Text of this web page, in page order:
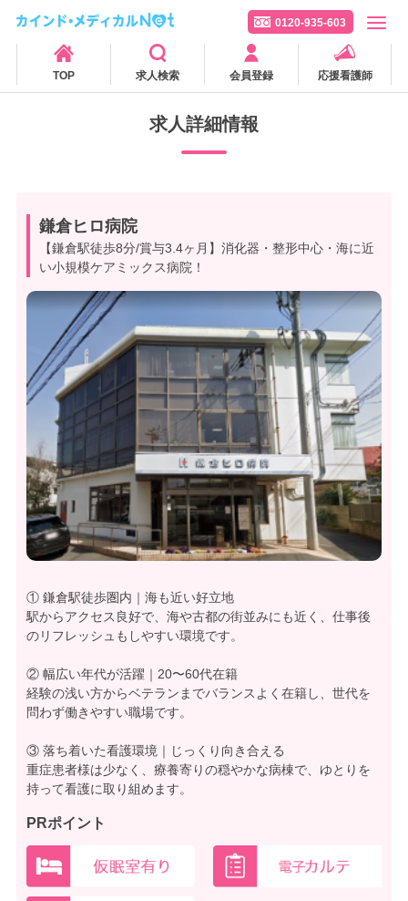
0120-935-603
TOP 求人検索 会員登録 応援看護師
求人詳細情報
鎌倉ヒロ病院
【鎌倉駅徒歩8分/賞与3.4ヶ月】消化器・整形中心・海に近
い小規模ケアミックス病院！
① 鎌倉駅徒歩圏内｜海も近い好立地
駅からアクセス良好で、海や古都の街並みにも近く、仕事後
のリフレッシュもしやすい環境です。
② 幅広い年代が活躍｜20〜60代在籍
経験の浅い方からベテランまでバランスよく在籍し、世代を
問わず働きやすい職場です。
③ 落ち着いた看護環境｜じっくり向き合える
重症患者様は少なく、療養寄りの穏やかな病棟で、ゆとりを
持って看護に取り組めます。
PRポイント